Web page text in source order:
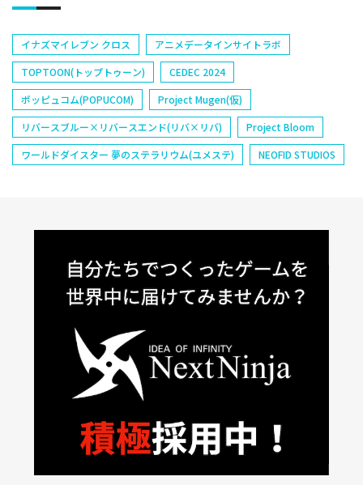
イナズマイレブン クロス
アニメデータインサイトラボ
TOPTOON(トップトゥーン)
CEDEC 2024
ポッピュコム(POPUCOM)
Project Mugen(仮)
リバースブルー×リバースエンド(リバ×リバ)
Project Bloom
ワールドダイスター 夢のステラリウム(ユメステ)
NEOFID STUDIOS